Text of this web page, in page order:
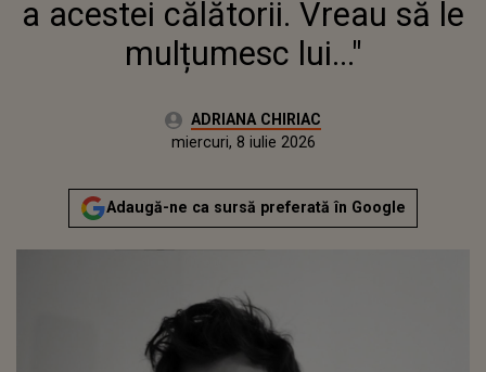
a acestei călătorii. Vreau să le
mulțumesc lui..."
Autor:ADRIANA CHIRIAC
Actualizat:
miercuri, 8 iulie 2026
Adaugă-ne ca sursă preferată în Google